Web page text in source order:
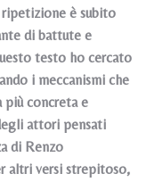
ripetizione è subito
di battute e
testo ho cercato
i meccanismi che
più concreta e
attori pensati
di Renzo
altri versi strepitoso,